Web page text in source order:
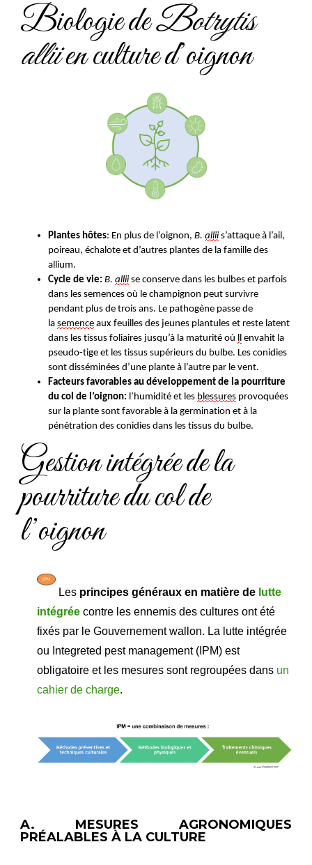
Biologie deBotrytis
alliien culture d’oignon
Plantes hôtes: En plus de l’oignon, B. allii s’attaque à l’ail,
poireau, échalote et d’autres plantes de la famille des
allium.
Cycle de vie: B. allii se conserve dans les bulbes et parfois
dans les semences où le champignon peut survivre
pendant plus de trois ans. Le pathogène passe de
la semence aux feuilles des jeunes plantules et reste latent
dans les tissus foliaires jusqu’à la maturité où
envahit la
pseudo-tige et les tissus supérieurs du bulbe. Les conidies
sont disséminées d’une plante à l’autre par le vent.
Facteurs favorables au développement de la pourriture
du col de l’oignon: l’humidité et les blessures provoquées
sur la plante sont favorable à la germination et à la
pénétration des conidies dans les tissus du bulbe.
Gestion intégrée de la
pourriture du col de
l’oignon
​ Les principes généraux en matière de lutte
intégrée contre les ennemis des cultures ont été
fixés par le Gouvernement wallon. La lutte intégrée
ou Integreted pest management (IPM) est
obligatoire et les mesures sont regroupées dans un
cahier de charge.
A. MESURES AGRONOMIQUES
PRÉALABLES À LA CULTURE